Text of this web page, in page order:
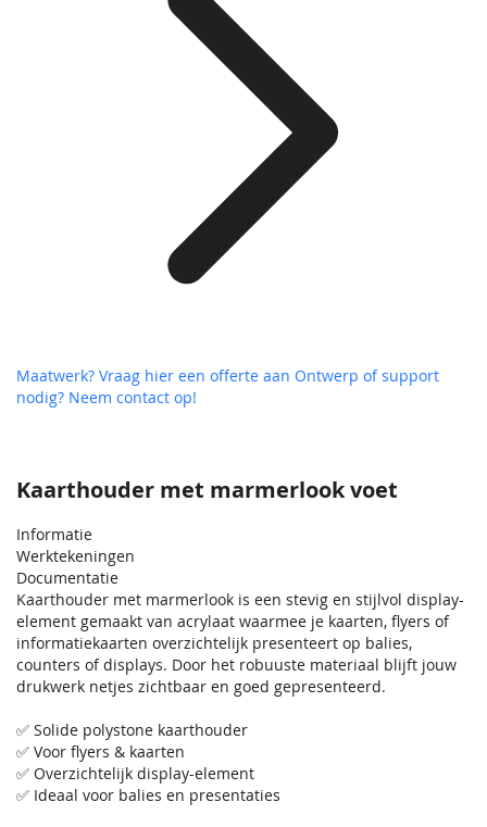
Kaarthouder met marmerlook voet
Informatie
Werktekeningen
Documentatie
Kaarthouder met marmerlook is een stevig en stijlvol display-
element gemaakt van acrylaat waarmee je kaarten, flyers of
informatiekaarten overzichtelijk presenteert op balies,
counters of displays. Door het robuuste materiaal blijft jouw
drukwerk netjes zichtbaar en goed gepresenteerd.
✅ Solide polystone kaarthouder
✅ Voor flyers & kaarten
✅ Overzichtelijk display-element
✅ Ideaal voor balies en presentaties
Maatwerk? Vraag hier een offerte aan Ontwerp of support
nodig? Neem contact op!